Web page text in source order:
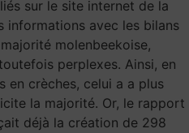
sur le site internet de la
informations avec les bilans
molenbeekoise,
perplexes. Ainsi, en
en crèches, celui a a plus
la majorité. Or, le rapport
déjà la création de 298